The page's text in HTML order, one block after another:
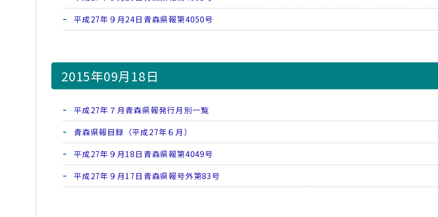
平成27年９月24日青森県報第4050号
2015年09月18日
平成27年７月青森県報発行月別一覧
青森県報目録（平成27年６月）
平成27年９月18日青森県報第4049号
平成27年９月17日青森県報号外第83号